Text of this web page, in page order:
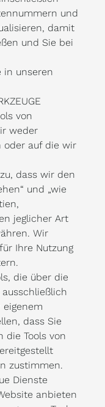
und
damit
und Sie bei
in unseren
von
weder
oder auf die wir
dass wir den
und „wie
jeglicher Art
Wir
Ihre Nutzung
die über die
eigenem
dass Sie
die Tools von
zustimmen.
Dienste
anbieten